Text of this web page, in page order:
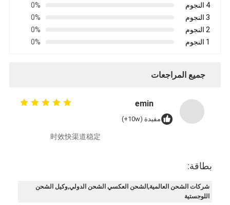
4 النجوم
0%
3 النجوم
0%
2 النجوم
0%
1 النجوم
0%
جميع المراجعات
emin
مفيدة (10w+)
时效快渠道稳定
بطاقة:
شركات الشحن العالمية,الشحن العكسي الشحن الدولي,وكيل الشحن
اللوجستية